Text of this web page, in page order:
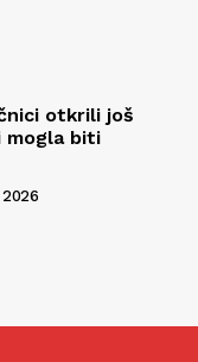
otkrili još
mogla biti